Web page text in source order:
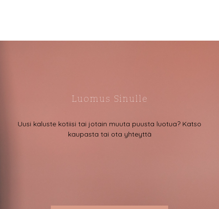
Luomus Sinulle
Uusi kaluste kotiisi tai jotain muuta puusta luotua? Katso
kaupasta tai ota yhteyttä